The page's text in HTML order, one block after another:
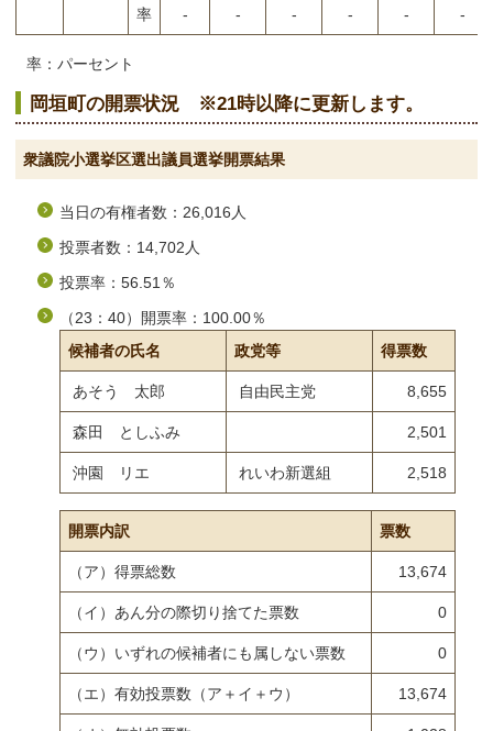
率 - - - - - -
率：パーセント
岡垣町の開票状況 ※21時以降に更新します。
衆議院小選挙区選出議員選挙開票結果
当日の有権者数：26,016人
投票者数：14,702人
投票率：56.51％
（23：40）開票率：100.00％
候補者の氏名
政党等 得票数
あそう 太郎 自由民主党 8,655
森田 としふみ 2,501
沖園 リエ れいわ新選組 2,518
開票内訳 票数
（ア）得票総数 13,674
（イ）あん分の際切り捨てた票数 0
（ウ）いずれの候補者にも属しない票数 0
（エ）有効投票数（ア＋イ＋ウ） 13,674